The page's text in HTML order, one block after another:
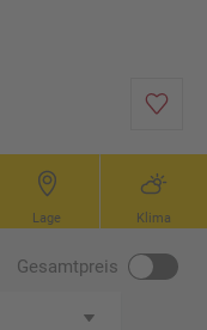
Lage Klima
Gesamtpreis